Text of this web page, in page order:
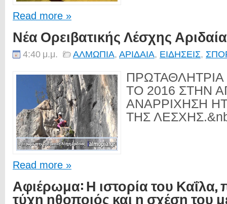
Read more »
Νέα Ορειβατικής Λέσχης
4:40 μ.μ. ΑΛΜΩΠΙΑ, ΑΡΙΔΑΙΑ, ΕΙΔΗΣΕΙΣ,
ΠΡΩΤΑΘΛΗΤΡΙΑ
ΤΟ 2016 ΣΤΗΝ
ΑΝΑΡΡΙΧΗΣΗ
ΤΗΣ
Read more »
Αφιέρωμα: Η ιστορία του Καΐλα,
τύχη ηθοποιός και η σχέση του